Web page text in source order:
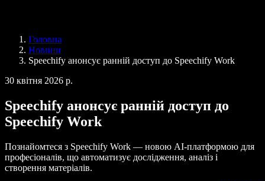
Speechify для розробників
Головна
Новини
Speechify анонсує ранній доступ до Speechify Work
30 квітня 2026 р.
Speechify анонсує ранній доступ до
Speechify Work
Познайомтеся з Speechify Work — новою AI-платформою для
професіоналів, що автоматизує дослідження, аналіз і
створення матеріалів.